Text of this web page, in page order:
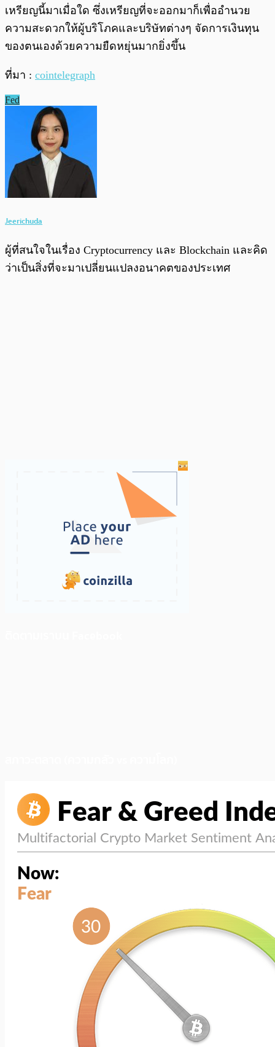
เหรียญนี้มาเมื่อใด ซึ่งเหรียญที่จะออกมาก็เพื่ออำนวย
ความสะดวกให้ผู้บริโภคและบริษัทต่างๆ จัดการเงินทุน
ของตนเองด้วยความยืดหยุ่นมากยิ่งขึ้น
ที่มา : cointelegraph
Fed
Jeerichuda
ผู้ที่สนใจในเรื่อง Cryptocurrency และ Blockchain และคิด
ว่าเป็นสิ่งที่จะมาเปลี่ยนแปลงอนาคตของประเทศ